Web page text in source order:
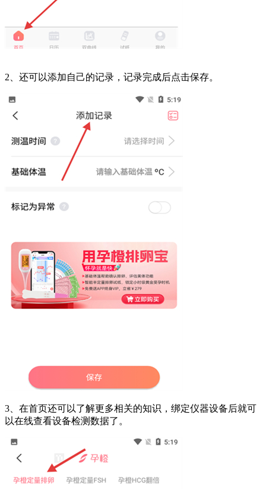
2、还可以添加自己的记录，记录完成后点击保存。
3、在首页还可以了解更多相关的知识，绑定仪器设备后就可
以在线查看设备检测数据了。